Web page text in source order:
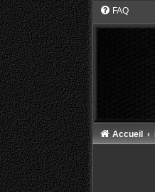
FAQ
Accueil